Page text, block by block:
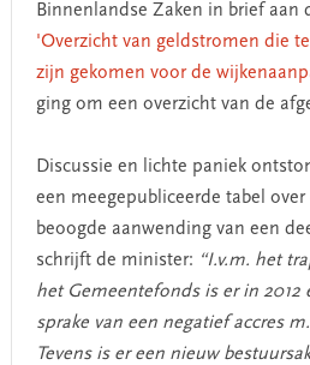
Binnenlandse Zaken in brief aan
'Overzicht van geldstromen die
zijn gekomen voor de
ging om een overzicht van de
Discussie en lichte paniek
een meegepubliceerde tabel over
beoogde aanwending van een
schrijft de minister: “I.v.m. het
het Gemeentefonds is er in 2012
sprake van een negatief accres
Tevens is er een nieuw